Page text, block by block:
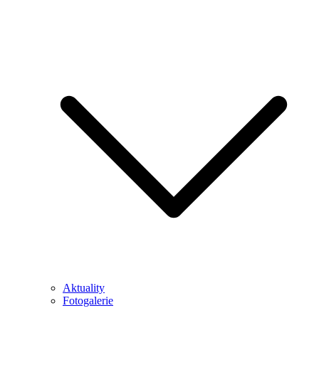
Aktuality
Fotogalerie